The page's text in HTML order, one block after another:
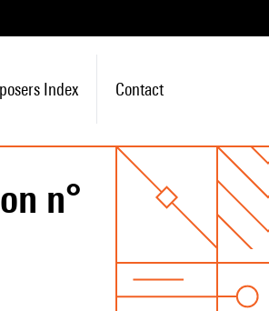
Index Contact
n°